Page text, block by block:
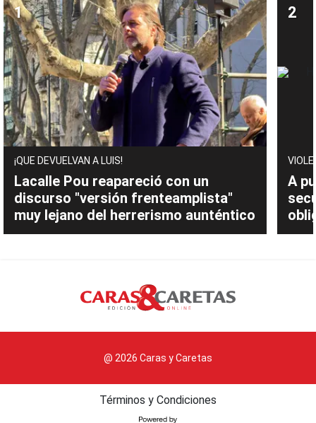
¡QUE DEVUELVAN A LUIS!
Lacalle Pou reapareció con un
discurso "versión frenteamplista"
muy lejano del herrerismo aunténtico
A
@ 2026 Caras y Caretas
Términos y Condiciones